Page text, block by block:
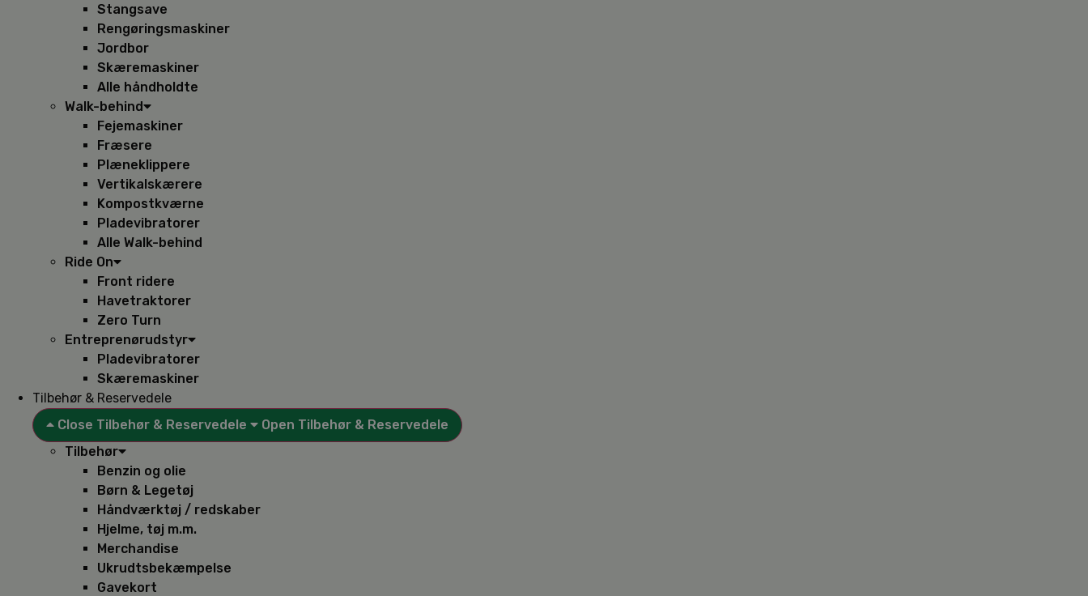
Stangsave
Rengøringsmaskiner
Jordbor
Skæremaskiner
Alle håndholdte
Walk-behind
Fejemaskiner
Fræsere
Plæneklippere
Vertikalskærere
Kompostkværne
Pladevibratorer
Alle Walk-behind
Ride On
Front ridere
Havetraktorer
Zero Turn
Entreprenørudstyr
Pladevibratorer
Skæremaskiner
Tilbehør & Reservedele
Close Tilbehør & Reservedele
Open Tilbehør & Reservedele
Tilbehør
Benzin og olie
Børn & Legetøj
Håndværktøj / redskaber
Hjelme, tøj m.m.
Merchandise
Ukrudtsbekæmpelse
Gavekort